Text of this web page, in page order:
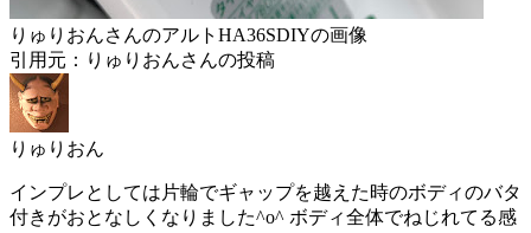
りゅりおんさんのアルトHA36SDIYの画像
引用元：りゅりおんさんの投稿
りゅりおん
インプレとしては片輪でギャップを越えた時のボディのバタ
付きがおとなしくなりました^o^ ボディ全体でねじれてる感